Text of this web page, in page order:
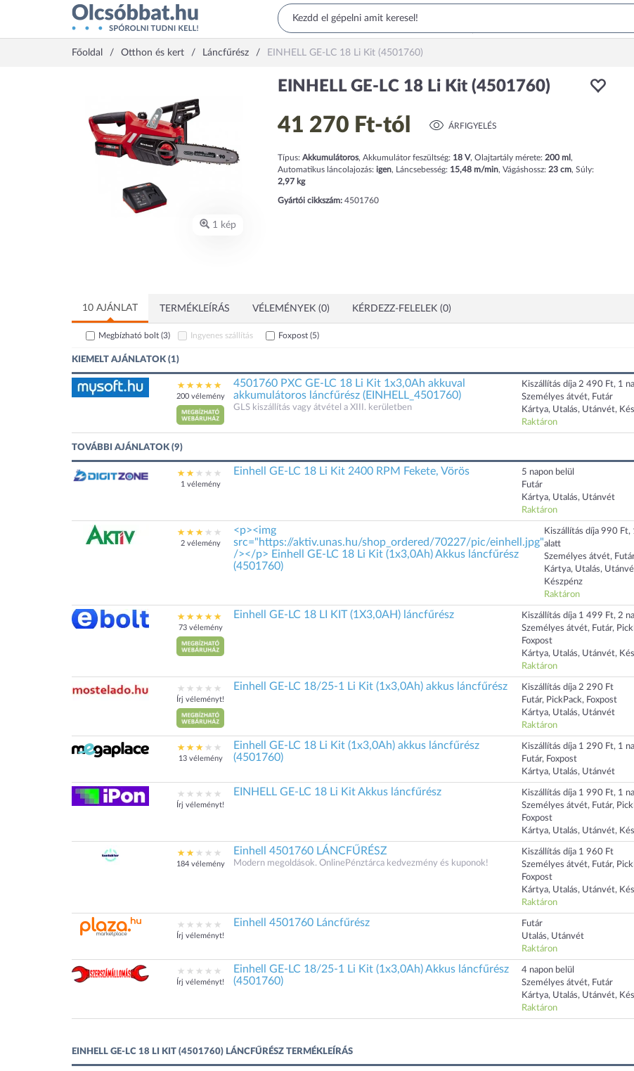
Főoldal Otthon és kert Láncfűrész EINHELL GE-LC 18 Li Kit (4501760)
1 kép
EINHELL GE-LC 18 Li Kit (4501760)
41 270 Ft-tól ÁRFIGYELÉS
Típus: Akkumulátoros, Akkumulátor feszültség: 18 V, Olajtartály mérete: 200 ml ,
Automatikus láncolajozás: igen, Láncsebesség: 15,48 m/min, Vágáshossz: 23 cm, Súly:
2,97 kg
Gyártói cikkszám:4501760
10 AJÁNLAT TERMÉKLEÍRÁS VÉLEMÉNYEK (0) KÉRDEZZ-FELELEK (0)
Megbízható bolt (3) Ingyenes szállítás Foxpost (5)
KIEMELT AJÁNLATOK (1)
200 vélemény
4501760 PXC GE-LC 18 Li Kit 1x3,0Ah akkuval
akkumulátoros láncfűrész (EINHELL_4501760)
GLS kiszállítás vagy átvétel a XIII. kerületben
Kiszállítás díja 2 490 Ft, 1
Személyes átvét, Futár
Kártya, Utalás, Utánvét,
Raktáron
TOVÁBBI AJÁNLATOK (9)
1 vélemény
Einhell GE-LC 18 Li Kit 2400 RPM Fekete, Vörös
5 napon belül
Futár
Kártya, Utalás, Utánvét
Raktáron
2 vélemény
<p><img
src="https://aktiv.unas.hu/shop_ordered/70227/pic/einhell.jpg"
/></p> Einhell GE-LC 18 Li Kit (1x3,0Ah) Akkus láncfűrész
(4501760)
Kiszállítás díja 990 Ft,
alatt
Személyes átvét,
Kártya, Utalás,
Készpénz
Raktáron
73 vélemény
Einhell GE-LC 18 LI KIT (1X3,0AH) láncfűrész
Kiszállítás díja 1 499 Ft, 2
Személyes átvét, Futár,
Foxpost
Kártya, Utalás, Utánvét,
Raktáron
Írj véleményt!
Einhell GE-LC 18/25-1 Li Kit (1x3,0Ah) akkus láncfűrész
Kiszállítás díja 2 290 Ft
Futár, PickPack, Foxpost
Kártya, Utalás, Utánvét
Raktáron
13 vélemény
Einhell GE-LC 18 Li Kit (1x3,0Ah) akkus láncfűrész
(4501760)
Kiszállítás díja 1 290 Ft, 1
Futár, Foxpost
Kártya, Utalás, Utánvét
Írj véleményt!
EINHELL GE-LC 18 Li Kit Akkus láncfűrész
Kiszállítás díja 1 990 Ft, 1
Személyes átvét, Futár,
Foxpost
Kártya, Utalás, Utánvét,
184 vélemény
Einhell 4501760 LÁNCFŰRÉSZ
Modern megoldások. OnlinePénztárca kedvezmény és kuponok!
Kiszállítás díja 1 960 Ft
Személyes átvét, Futár,
Foxpost
Kártya, Utalás, Utánvét,
Raktáron
Írj véleményt!
Einhell 4501760 Láncfűrész
Futár
Utalás, Utánvét
Raktáron
Írj véleményt!
Einhell GE-LC 18/25-1 Li Kit (1x3,0Ah) Akkus láncfűrész
(4501760)
4 napon belül
Személyes átvét, Futár
Kártya, Utalás, Utánvét,
Raktáron
EINHELL GE-LC 18 LI KIT (4501760) LÁNCFŰRÉSZ TERMÉKLEÍRÁS